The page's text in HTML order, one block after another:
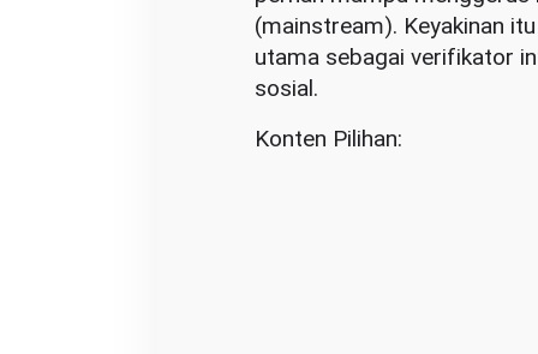
i
a
S
(mainstream). Keyakinan
utama sebagai verifikator
sosial.
Konten Pilihan: